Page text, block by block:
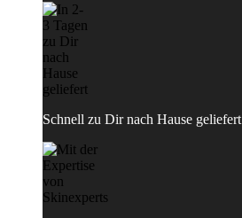
Schnell zu Dir nach Hause geliefert